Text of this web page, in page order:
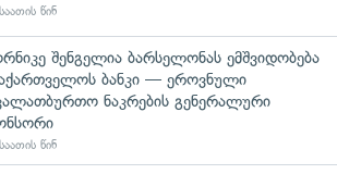
წინ
შენგელია ბარსელონას ემშვიდობება
ბანკი — ეროვნული
ნაკრების გენერალური
წინ